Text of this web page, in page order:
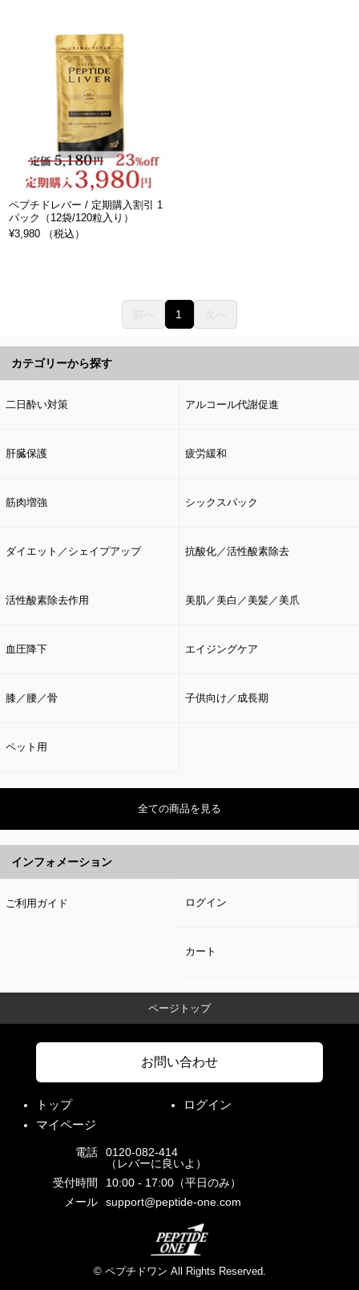
ペプチドレバー / 定期購入割引 1
パック（12袋/120粒入り）
¥3,980 （税込）
1
カテゴリーから探す
二日酔い対策 アルコール代謝促進
肝臓保護 疲労緩和
筋肉増強 シックスパック
ダイエット／シェイプアップ 抗酸化／活性酸素除去
活性酸素除去作用 美肌／美白／美髪／美爪
血圧降下 エイジングケア
膝／腰／骨 子供向け／成長期
ペット用
全ての商品を見る
インフォメーション
ご利用ガイド ログイン
カート
ページトップ
お問い合わせ
トップ
ログイン
マイページ
電話
0120-082-414
（レバーに良いよ）
受付時間
10:00 - 17:00（平日のみ）
メール
support@peptide-one.com
© ペプチドワン All Rights Reserved.